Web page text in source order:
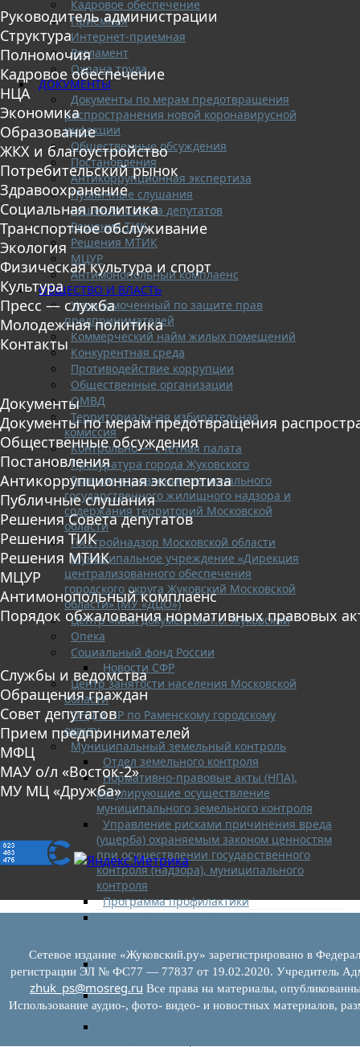
Кадровое обеспечение
Приемная
Интернет-приемная
Регламент
Охрана труда
ДОКУМЕНТЫ
Документы по мерам предотвращения
распространения новой коронавирусной
инфекции
Общественные обсуждения
Постановления
Антикоррупционная экспертиза
Публичные слушания
Решения Совета депутатов
Решения ТИК
Решения МТИК
МЦУР
Антимонопольный комплаенс
ОБЩЕСТВО И ВЛАСТЬ
Уполномоченный по защите прав
предпринимателей
Коммерческий найм жилых помещений
Конкурентная среда
Противодействие коррупции
Общественные организации
ОМВД
Территориальная избирательная
комиссия
Контрольно — счетная палата
Прокуратура города Жуковского
Главное управление регионального
государственного жилищного надзора и
содержания территорий Московской
области
Госстройнадзор Московской области
Муниципальное учреждение «Дирекция
централизованного обеспечения
городского округа Жуковский Московской
области» (МУ «ДЦО»)
Центр «Мои документы» г.о. Жуковский
Опека
Социальный фонд России
Новости СФР
Центр занятости населения Московской
области
ОНД и ПР по Раменскому городскому
округу
Муниципальный земельный контроль
Отдел земельного контроля
Нормативно-правовые акты (НПА),
регулирующие осуществление
муниципального земельного контроля
Управление рисками причинения вреда
(ущерба) охраняемым законом ценностям
при осуществлении государственного
контроля (надзора), муниципального
контроля
Программа профилактики
Перечень сведений и документов, которые
Доклады муниципального земельного
контроля
Проекты нормативно-правовых актов
отдела земельного контроля
Руководитель администрации
Структура
Полномочия
Кадровое обеспечение
НЦА
Экономика
Образование
ЖКХ и благоустройство
Потребительский рынок
Здравоохранение
Социальная политика
Транспортное обслуживание
Экология
Физическая культура и спорт
Культура
Пресс — служба
Молодежная политика
Контакты
Документы
Документы по мерам предотвращения
Общественные обсуждения
Постановления
Антикоррупционная экспертиза
Публичные слушания
Решения Совета депутатов
Решения ТИК
Решения МТИК
МЦУР
Антимонопольный комплаенс
Порядок обжалования нормативных правовых
Службы и ведомства
Обращения граждан
Совет депутатов
Прием предпринимателей
МФЦ
МАУ о/л «Восток-2»
МУ МЦ «Дружба»
Сетевое издание «Жуковский.ру» зарегистрировано в
регистрации ЭЛ № ФС77 — 77837 от 19.02.2020. Учредитель
zhuk_ps@mosreg.ru Все права на материалы,
Использование аудио-, фото- видео- и новостных материалов,